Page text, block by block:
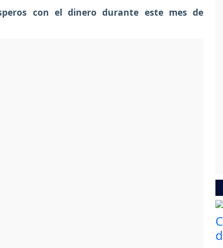
con el dinero durante este mes de